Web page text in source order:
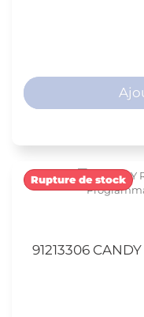
91213306
Rupture de stock